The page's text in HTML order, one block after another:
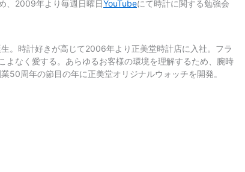
、2009年より毎週日曜日YouTubeにて時計に関する勉強会
。時計好きが高じて2006年より正美堂時計店に入社。フラ
よなく愛する。あらゆるお客様の環境を理解するため、腕時
50周年の節目の年に正美堂オリジナルウォッチを開発。